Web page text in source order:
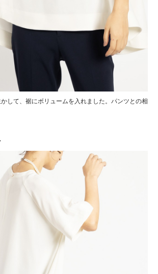
して、裾にボリュームを入れました。パンツとの相